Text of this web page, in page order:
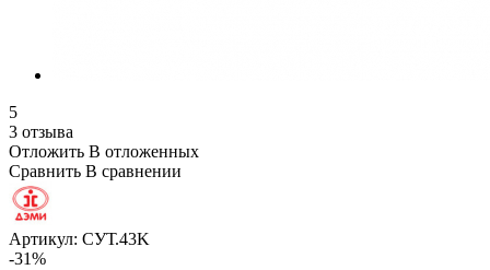
5
3 отзыва
Отложить В отложенных
Сравнить В сравнении
Артикул: СУТ.43K
-31%